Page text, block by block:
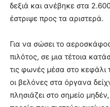
δεξιά και ανέβηκε στα
έστριψε προς τα αριστερά.
Για να σώσει το
πιλότος, σε μια τέτοια
τις φωνές μέσα στο κεφάλι
οι βελόνες στα όργανα
πλησιάζει στο σημείο